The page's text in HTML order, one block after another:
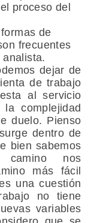
proceso del
de
frecuentes
dejar de
de trabajo
al servicio
complejidad
duelo. Pienso
dentro de
bien sabemos
nos
más fácil
una cuestión
no tiene
variables